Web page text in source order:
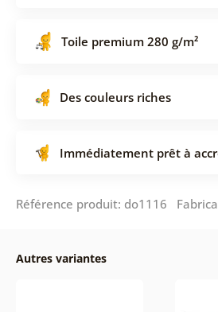
Toile premium 280 g/m²
Des couleurs riches
Immédiatement prêt à
Référence produit: do1116
Autres variantes